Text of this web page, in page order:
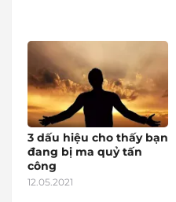
3 dấu hiệu cho thấy bạn
đang bị ma quỷ tấn
công
12.05.2021